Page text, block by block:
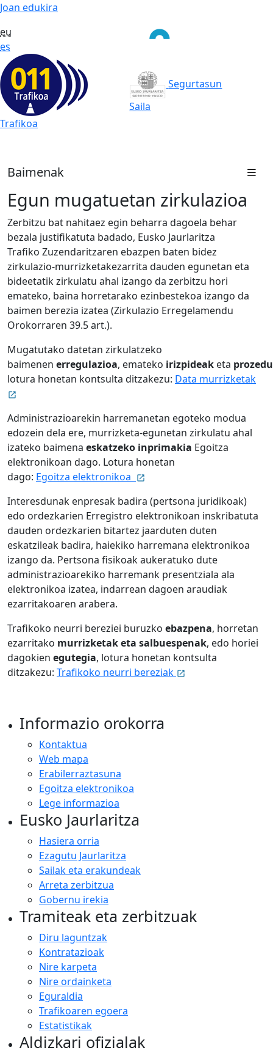
Joan edukira
eu
es
Trafikoa
Segurtasun
Saila
Baimenak
Egun mugatuetan zirkulazioa
Zerbitzu bat nahitaez egin beharra dagoela behar
bezala justifikatuta badado, Eusko Jaurlaritza
Trafiko Zuzendaritzaren ebazpen baten bidez
zirkulazio-murrizketakezarrita dauden egunetan eta
bideetatik zirkulatu ahal izango da zerbitzu hori
emateko, baina horretarako ezinbestekoa izango da
baimen berezia izatea (Zirkulazio Erregelamendu
Orokorraren 39.5 art.).
Mugatutako datetan zirkulatzeko
baimenen erregulazioa, emateko irizpideak eta
lotura honetan kontsulta ditzakezu: Data murrizketak
Administrazioarekin harremanetan egoteko modua
edozein dela ere, murrizketa-egunetan zirkulatu ahal
izateko baimena eskatzeko inprimakia Egoitza
elektronikoan dago. Lotura honetan
dago: Egoitza elektronikoa
Interesdunak enpresak badira (pertsona juridikoak)
edo ordezkarien Erregistro elektronikoan inskribatuta
dauden ordezkarien bitartez jaarduten duten
eskatzileak badira, haiekiko harremana elektronikoa
izango da. Pertsona fisikoak aukeratuko dute
administrazioarekiko harremank presentziala ala
elektronikoa izatea, indarrean dagoen araudiak
ezarritakoaren arabera.
Trafikoko neurri bereziei buruzko ebazpena, horretan
ezarritako murrizketak eta salbuespenak, edo horiei
dagokien egutegia, lotura honetan kontsulta
ditzakezu: Trafikoko neurri bereziak
Informazio orokorra
Kontaktua
Web mapa
Erabilerraztasuna
Egoitza elektronikoa
Lege informazioa
Eusko Jaurlaritza
Hasiera orria
Ezagutu Jaurlaritza
Sailak eta erakundeak
Arreta zerbitzua
Gobernu irekia
Tramiteak eta zerbitzuak
Diru laguntzak
Kontratazioak
Nire karpeta
Nire ordainketa
Eguraldia
Trafikoaren egoera
Estatistikak
Aldizkari ofizialak